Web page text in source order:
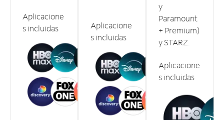
Aplicacione
s incluidas
Aplicacione
s incluidas
y
Paramount
+ Premium)
y STARZ.
Aplicacione
s incluidas